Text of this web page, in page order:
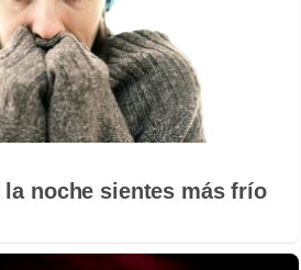
la noche sientes más frío